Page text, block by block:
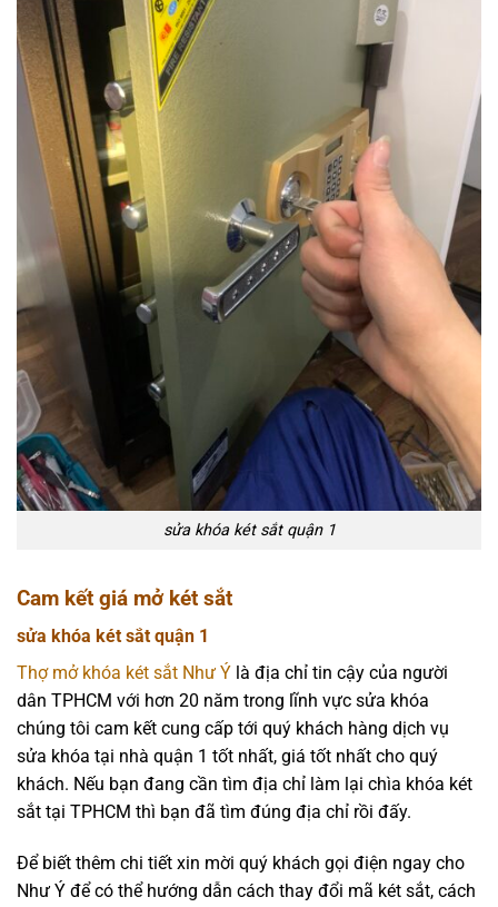
sửa khóa két sắt quận 1
Cam kết giá mở két sắt
sửa khóa két sắt quận 1
Thợ mở khóa két sắt Như Ý là địa chỉ tin cậy của người
dân TPHCM với hơn 20 năm trong lĩnh vực sửa khóa
chúng tôi cam kết cung cấp tới quý khách hàng dịch vụ
sửa khóa tại nhà quận 1 tốt nhất, giá tốt nhất cho quý
khách. Nếu bạn đang cần tìm địa chỉ làm lại chìa khóa két
sắt tại TPHCM thì bạn đã tìm đúng địa chỉ rồi đấy.
Để biết thêm chi tiết xin mời quý khách gọi điện ngay cho
Như Ý để có thể hướng dẫn cách thay đổi mã két sắt, cách